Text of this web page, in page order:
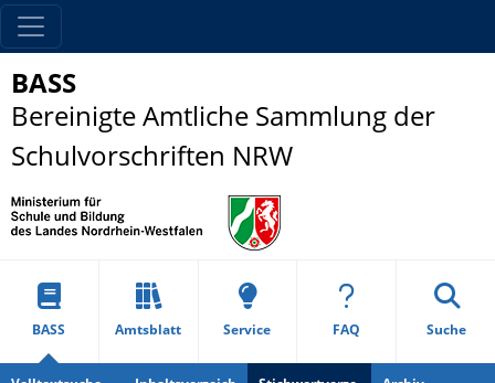
BASS
Bereinigte Amtliche Sammlung der
Schulvorschriften NRW
BASS Amtsblatt Service FAQ Suche